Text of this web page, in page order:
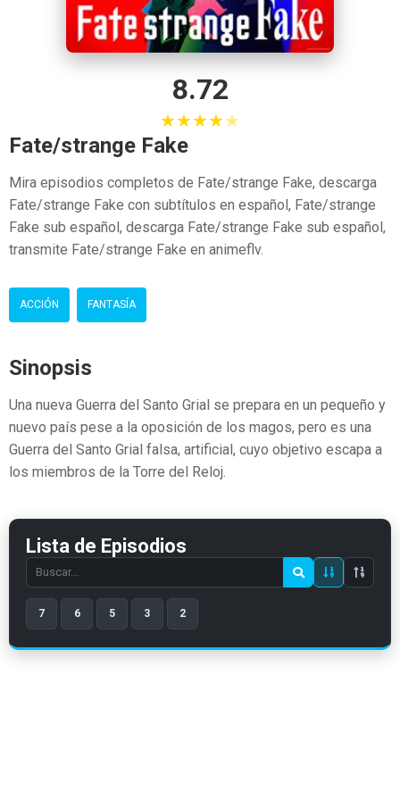
8.72
★★★★★
Fate/strange Fake
Mira episodios completos de Fate/strange Fake, descarga
Fate/strange Fake con subtítulos en español, Fate/strange
Fake sub español, descarga Fate/strange Fake sub español,
transmite Fate/strange Fake en animeflv.
ACCIÓN FANTASÍA
Sinopsis
Una nueva Guerra del Santo Grial se prepara en un pequeño y
nuevo país pese a la oposición de los magos, pero es una
Guerra del Santo Grial falsa, artificial, cuyo objetivo escapa a
los miembros de la Torre del Reloj.
Lista de Episodios
Search
episode
number
7 6 5 3 2